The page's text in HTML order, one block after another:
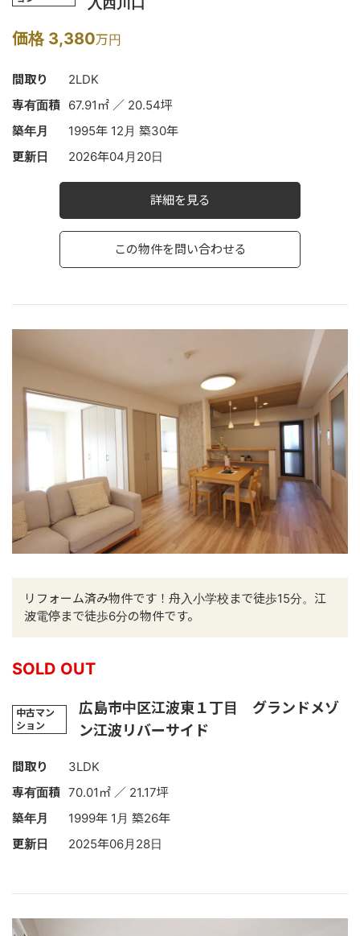
価格 3,380万円
間取り
2LDK
専有面積 67.91㎡ ／ 20.54坪
築年月
1995年 12月 築30年
更新日
2026年04月20日
詳細を見る
この物件を問い合わせる
リフォーム済み物件です！舟入小学校まで徒歩15分。江
波電停まで徒歩6分の物件です。
SOLD OUT
中古マン
ション
広島市中区江波東１丁目 グランドメゾ
ン江波リバーサイド
間取り
3LDK
専有面積 70.01㎡ ／ 21.17坪
築年月
1999年 1月 築26年
更新日
2025年06月28日